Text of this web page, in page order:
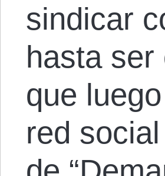
sindicar
hasta ser
que
red